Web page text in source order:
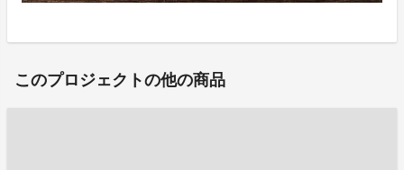
このプロジェクトの他の商品